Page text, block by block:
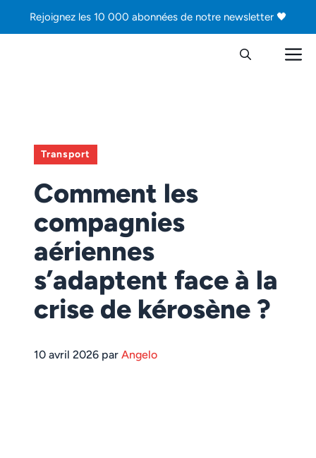
Rejoignez les 10 000 abonnées de notre newsletter 🖤
Transport
Comment les
compagnies
aériennes
s’adaptent face à la
crise de kérosène ?
10 avril 2026 par Angelo